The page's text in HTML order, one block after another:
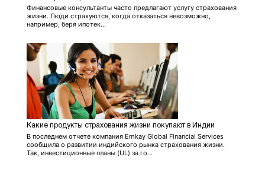
Финансовые консультанты часто предлагают услугу страхования
жизни. Люди страхуются, когда отказаться невозможно,
например, беря ипотек...
Какие продукты страхования жизни покупают в Индии
В последнем отчете компания Emkay Global Financial Services
сообщила о развитии индийского рынка страхования жизни.
Так, инвестиционные планы (UL) за го...